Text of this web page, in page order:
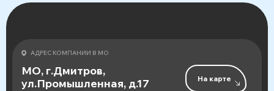
АДРЕС КОМПАНИИ В МО
МО, г.Дмитров,
ул.Промышленная, д.17
На карте